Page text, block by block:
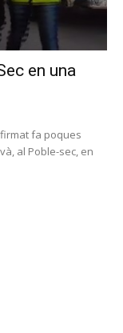
en una
fa poques
al Poble-sec, en